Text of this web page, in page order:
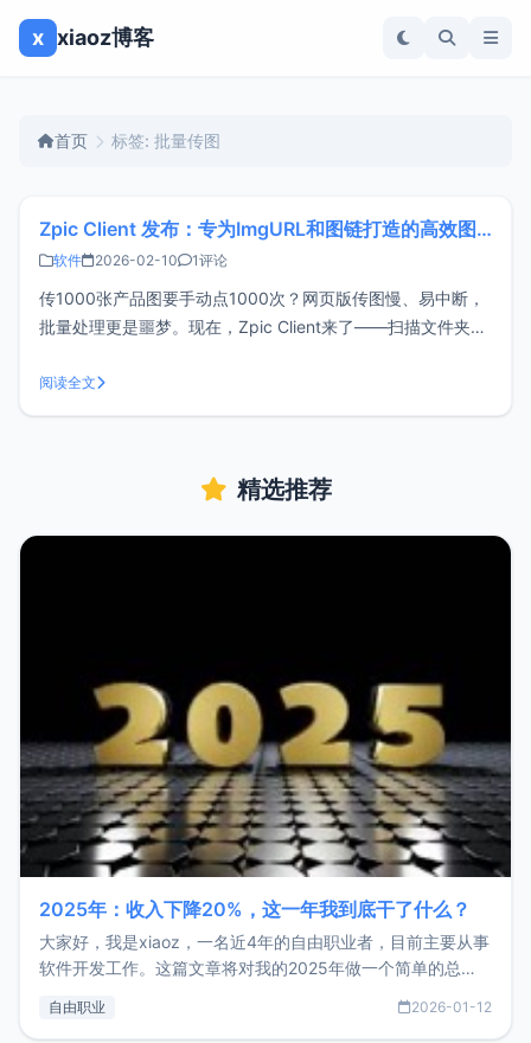
x xiaoz博客
首页 标签: 批量传图
Zpic Client 发布：专为ImgURL和图链打造的高效图床客户端
软件 2026-02-10 1评论
传1000张产品图要手动点1000次？网页版传图慢、易中断，
批量处理更是噩梦。现在，Zpic Client来了——扫描文件夹自
熬通宵了。官网下载地址：https://client.zpic.pro/功能特点
跨平台： 支持 macOS、Windo
阅读全文
精选推荐
2025年：收入下降20%，这一年我到底干了什么？
大家好，我是xiaoz，一名近4年的自由职业者，目前主要从事
软件开发工作。这篇文章将对我的2025年做一个简单的总
收入下降20%，但却过得很充实，2026年不求突破，但求保
自由职业 2026-01-12